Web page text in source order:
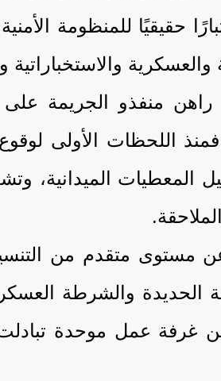
حقيقيًا للمنظومة
والعسكرية
منفذو الجريمة على
فمنذ اللحظات الأولى
المعطيات الميدانية،
مستوى متقدم من التنسيق
والشرطة
غرفة عمل موحدة